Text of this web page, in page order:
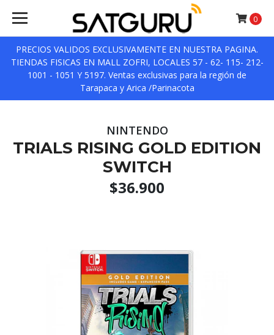
PRECIOS VALIDOS EXCLUSIVAMENTE EN NUESTRA PAGINA.
TIENDAS FISICAS EN MALL ZOFRI, LOCALES 57 - 62- 115- 212-
1001 - 1051 Y 5197. Ventas exclusivas para la región de
Tarapaca y Arica /Parinacota
0
NINTENDO
TRIALS RISING GOLD EDITION
SWITCH
$36.900